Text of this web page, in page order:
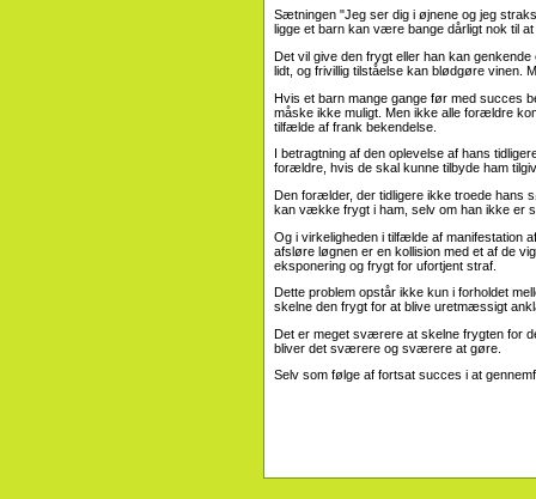
Sætningen "Jeg ser dig i øjnene og jeg
ligge et barn kan være bange dårligt nok til
Det vil give den frygt eller han kan
lidt, og frivillig tilståelse kan blødgøre vinen.
Hvis et barn mange gange før med succes
måske ikke muligt. Men ikke alle forældre
tilfælde af frank bekendelse.
I betragtning af den oplevelse af hans
forældre, hvis de skal kunne tilbyde ham
Den forælder, der tidligere ikke troede hans
kan vække frygt i ham, selv om han ikke er
Og i virkeligheden i tilfælde af manifestation
afsløre løgnen er en kollision med et af de
eksponering og frygt for ufortjent straf.
Dette problem opstår ikke kun i forholdet
skelne den frygt for at blive uretmæssigt
Det er meget sværere at skelne frygten for
bliver det sværere og sværere at gøre.
Selv som følge af fortsat succes i at